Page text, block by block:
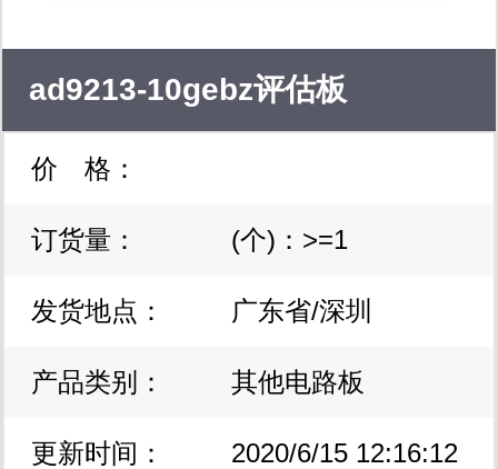
ad9213-10gebz评估板
价 格：
订货量： (个)：>=1
发货地点： 广东省/深圳
产品类别： 其他电路板
更新时间： 2020/6/15 12:16:12